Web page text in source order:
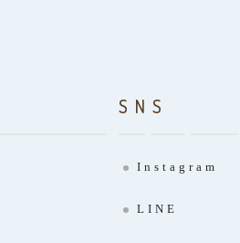
SNS
Instagram
LINE